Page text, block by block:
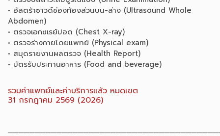
• อัลตร้าซาวด์ช่องท้องส่วนบน-ล่าง (Ultrasound Whole
Abdomen)
• ตรวจเอกซเรย์ปอด (Chest X-ray)
• ตรวจร่างกายโดยแพทย์ (Physical exam)
• สมุดรายงานผลตรวจ (Health Report)
• บัตรรับประทานอาหาร (Food and beverage)
รวมค่าแพทย์และค่าบริการแล้ว หมดเขต
31 กรกฎาคม 2569 (2026)